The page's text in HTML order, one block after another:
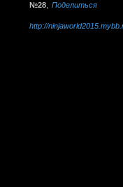
Поделиться
28
http://